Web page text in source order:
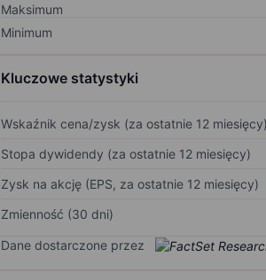
Maksimum
Minimum
Kluczowe statystyki
Wskaźnik cena/zysk (za ostatnie 12 miesięcy)
Stopa dywidendy (za ostatnie 12 miesięcy)
Zysk na akcję (EPS, za ostatnie 12 miesięcy)
Zmienność (30 dni)
Dane dostarczone przez